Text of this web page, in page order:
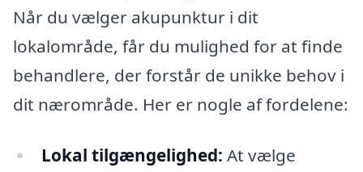
Når du vælger akupunktur i dit
lokalområde, får du mulighed for at finde
behandlere, der forstår de unikke behov i
dit nærområde. Her er nogle af fordelene:
Lokal tilgængelighed: At vælge